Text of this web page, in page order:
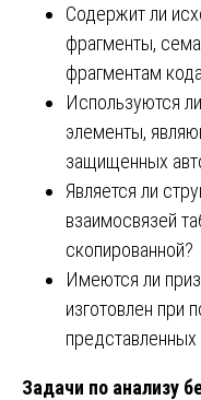
Содержит ли
фрагменты,
фрагментам
Используются
элементы,
защищенных
Является ли
взаимосвязей
скопированной?
Имеются ли
изготовлен при
Задачи по анализу